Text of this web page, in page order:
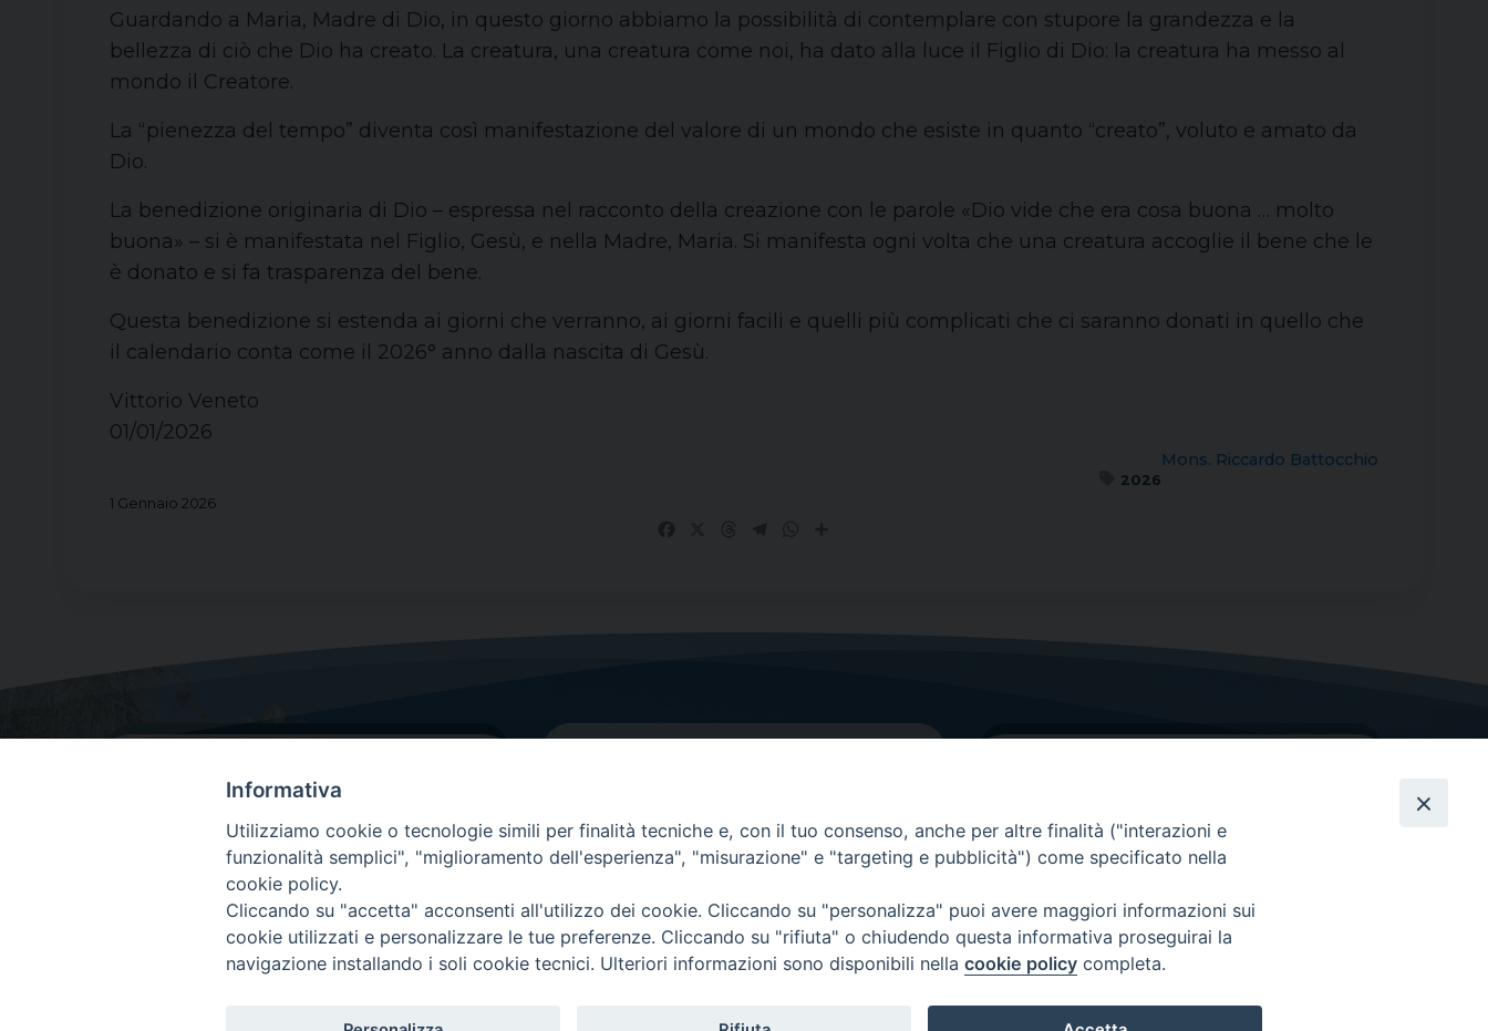
Guardando a Maria, Madre di Dio, in questo giorno abbiamo la possibilità di contemplare con stupore la grandezza e la
bellezza di ciò che Dio ha creato. La creatura, una creatura come noi, ha dato alla luce il Figlio di Dio: la creatura ha messo al
mondo il Creatore.
La “pienezza del tempo” diventa così manifestazione del valore di un mondo che esiste in quanto “creato”, voluto e amato da
Dio.
La benedizione originaria di Dio – espressa nel racconto della creazione con le parole «Dio vide che era cosa buona … molto
buona» – si è manifestata nel Figlio, Gesù, e nella Madre, Maria. Si manifesta ogni volta che una creatura accoglie il bene che le
è donato e si fa trasparenza del bene.
Questa benedizione si estenda ai giorni che verranno, ai giorni facili e quelli più complicati che ci saranno donati in quello che
il calendario conta come il 2026° anno dalla nascita di Gesù.
Vittorio Veneto
01/01/2026
Mons. Riccardo Battocchio
2026
1 Gennaio 2026
Dove siamo
Via Lorenzo Da Ponte, 116
31029 Vittorio Veneto (Treviso)
Contatti principali
Tel.0438 9481| fax0438 948214
EMAIL GENERALE
GRAZIE PER IL TUO AIUTO
Insieme per la Diocesi
Informativa
Utilizziamo cookie o tecnologie simili per finalità tecniche e, con il tuo consenso, anche per altre finalità ("interazioni e
funzionalità semplici", "miglioramento dell'esperienza", "misurazione" e "targeting e pubblicità") come specificato nella
cookie policy.
Cliccando su "accetta" acconsenti all'utilizzo dei cookie. Cliccando su "personalizza" puoi avere maggiori informazioni sui
cookie utilizzati e personalizzare le tue preferenze. Cliccando su "rifiuta" o chiudendo questa informativa proseguirai la
navigazione installando i soli cookie tecnici. Ulteriori informazioni sono disponibili nella cookie policy completa.